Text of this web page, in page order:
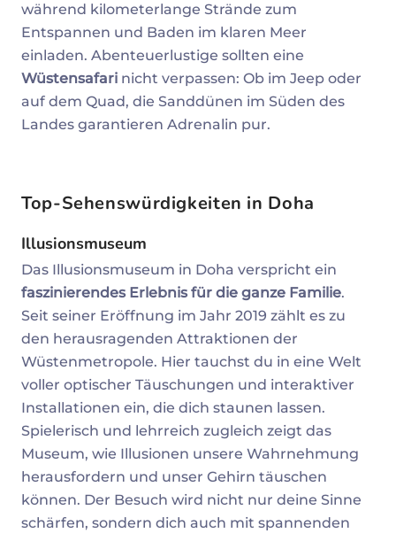
während kilometerlange Strände zum
Entspannen und Baden im klaren Meer
einladen. Abenteuerlustige sollten eine
Wüstensafari nicht verpassen: Ob im Jeep oder
auf dem Quad, die Sanddünen im Süden des
Landes garantieren Adrenalin pur.
Top-Sehenswürdigkeiten in Doha
Illusionsmuseum
Das Illusionsmuseum in Doha verspricht ein
faszinierendes Erlebnis für die ganze Familie.
Seit seiner Eröffnung im Jahr 2019 zählt es zu
den herausragenden Attraktionen der
Wüstenmetropole. Hier tauchst du in eine Welt
voller optischer Täuschungen und interaktiver
Installationen ein, die dich staunen lassen.
Spielerisch und lehrreich zugleich zeigt das
Museum, wie Illusionen unsere Wahrnehmung
herausfordern und unser Gehirn täuschen
können. Der Besuch wird nicht nur deine Sinne
schärfen, sondern dich auch mit spannenden